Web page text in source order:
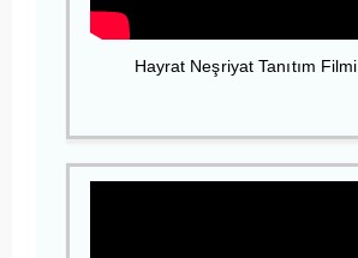
Hayrat Neşriyat Tanıtım Filmi